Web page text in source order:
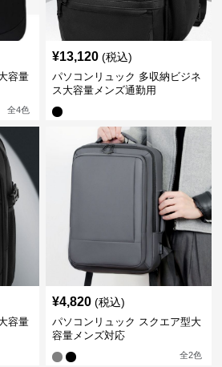
容量
全4色
¥13,120 (税込)
パソコンリュック 多収納ビジネ
ス大容量メンズ通勤用
容量
¥4,820 (税込)
パソコンリュック スクエア型大
容量メンズ対応
全2色